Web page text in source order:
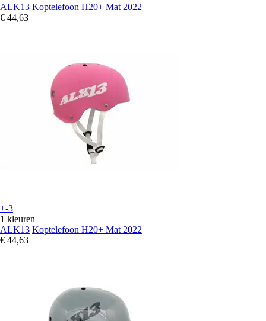
ALK13 Koptelefoon H20+ Mat 2022
€ 44,63
+-3
1 kleuren
ALK13 Koptelefoon H20+ Mat 2022
€ 44,63